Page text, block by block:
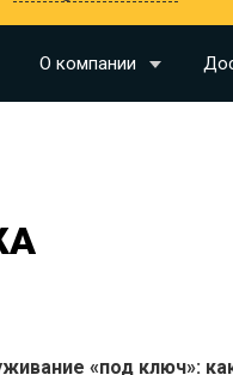
О компании
«под ключ»: